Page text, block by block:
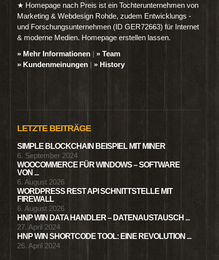
★ Homepage nach Preis ist ein Tochterunternehmen von
Marketing & Webdesign Rohde, zudem Entwicklungs -
und Forschungsunternehmen (ID GER72663) für Internet
& moderne Medien. Homepage erstellen lassen.
» Mehr Informationen | » Team
» Kundenmeinungen | » History
LETZTE BEITRÄGE
SIMPLE BLOCKCHAIN BEISPIEL MIT MINER
6. September 2024
WOOCOMMERCE FÜR WINDOWS – SOFTWARE
VON ...
6. August 2026
WORDPRESS REST API SCHNITTSTELLE MIT
FIREWALL
6. August 2026
HNP WIN DATA HANDLER – DATENAUSTAUSCH ...
27. April 2024
HNP WIN SHORTCODE TOOL: EINE REVOLUTION ...
26. April 2024